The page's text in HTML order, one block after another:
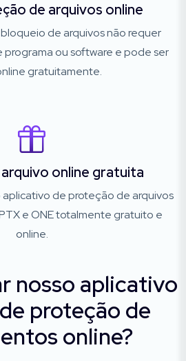
de arquivos online
de arquivos não requer
ou software e pode ser
gratuitamente.
online gratuita
de proteção de arquivos
e ONE totalmente gratuito e
online.
nosso aplicativo
proteção de
online?